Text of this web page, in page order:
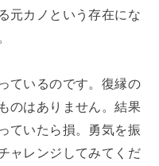
元カノという存在にな
ているのです。復縁の
のはありません。結果
ていたら損。勇気を振
ャレンジしてみてくだ